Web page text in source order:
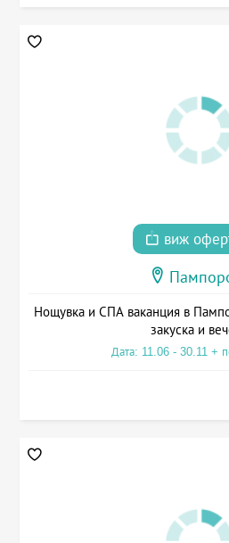
виж
Нощувка и СПА ваканция в
закуска и
Дата: 11.06 - 30.11 +